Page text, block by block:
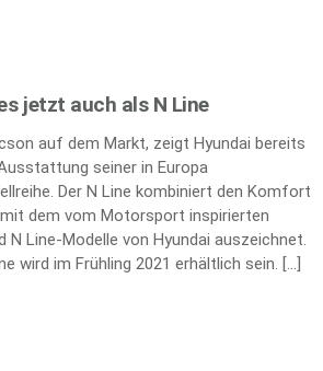
jetzt auch als N Line
auf dem Markt, zeigt Hyundai bereits
seiner in Europa
Der N Line kombiniert den Komfort
dem vom Motorsport inspirierten
N Line-Modelle von Hyundai auszeichnet.
wird im Frühling 2021 erhältlich sein. […]